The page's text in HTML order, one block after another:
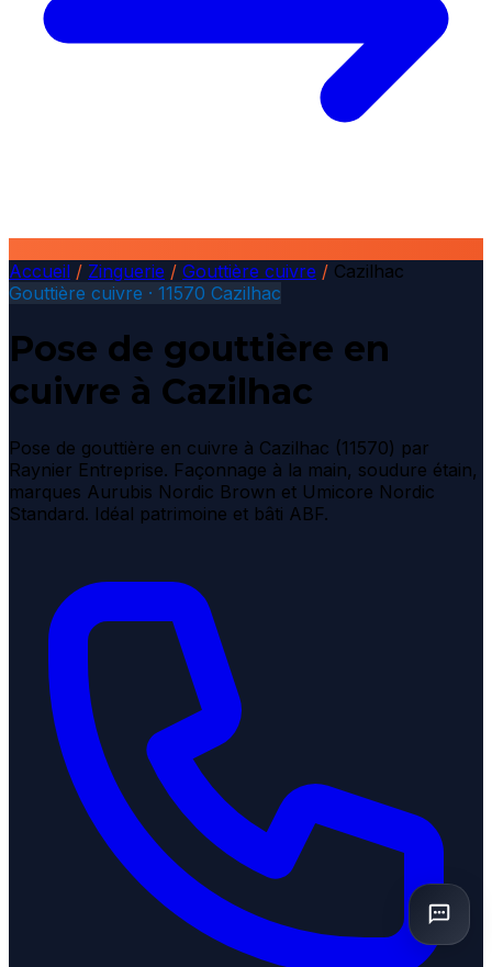
Accueil / Zinguerie / Gouttière cuivre / Cazilhac
Gouttière cuivre · 11570 Cazilhac
Pose de gouttière en
cuivre à Cazilhac
Pose de gouttière en cuivre à Cazilhac (11570) par
Raynier Entreprise. Façonnage à la main, soudure étain,
marques Aurubis Nordic Brown et Umicore Nordic
Standard. Idéal patrimoine et bâti ABF.